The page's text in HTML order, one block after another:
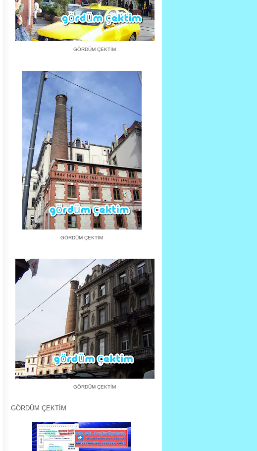
GÖRDÜM ÇEKTİM
GÖRDÜM ÇEKTİM
GÖRDÜM ÇEKTİM
GÖRDÜM ÇEKTİM